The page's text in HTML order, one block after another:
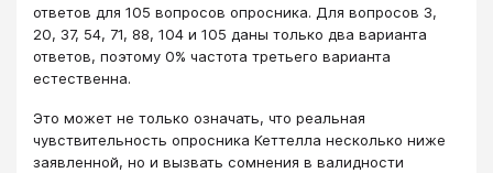
ответов для 105 вопросов опросника. Для вопросов 3,
20, 37, 54, 71, 88, 104 и 105 даны только два варианта
ответов, поэтому 0% частота третьего варианта
естественна.
Это может не только означать, что реальная
чувствительность опросника Кеттелла несколько ниже
заявленной, но и вызвать сомнения в валидности